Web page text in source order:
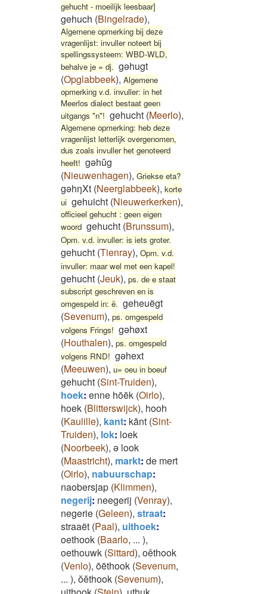
gehucht - moeilijk leesbaar]
gehuch (Bingelrade),
Algemene opmerking bij deze
vragenlijst: invuller noteert bij
spellingssysteem: WBD-WLD,
behalve je = dj. gəhugt
(Opglabbeek), Algemene
opmerking v.d. invuller: in het
Meerlos dialect bestaat geen
uitgangs "n"! gehucht (Meerlo),
Algemene opmerking: heb deze
vragenlijst letterlijk overgenomen,
dus zoals invuller het genoteerd
heeft! gəhŭg
(Nieuwenhagen), Griekse eta?
gəhŋXt (Neerglabbeek), korte
ui gehuicht (Nieuwerkerken),
officieel gehucht : geen eigen
woord gehucht (Brunssum),
Opm. v.d. invuller: is iets groter.
gehucht (Tienray), Opm. v.d.
invuller: maar wel met een kapel!
gehucht (Jeuk), ps. de e staat
subscript geschreven en is
omgespeld in: ë. geheuëgt
(Sevenum), ps. omgespeld
volgens Frings! gəhøxt
(Houthalen), ps. omgespeld
volgens RND! gəhext
(Meeuwen), u= oeu in boeuf
gehucht (Sint-Truiden),
hoek: enne hōēk (Oirlo),
hoek (Blitterswijck), hooh
(Kaulille), kant: kānt (Sint-
Truiden), lok: loek
(Noorbeek), ə look
(Maastricht), markt: de mert
(Oirlo), nabuurschap:
naobersjap (Klimmen),
negerij: neegerij (Venray),
negerie (Geleen), straat:
straaët (Paal), uithoek:
oethook (Baarlo, ... ),
oethouwk (Sittard), oêthook
(Venlo), ōēthook (Sevenum,
... ), ŏĕthook (Sevenum),